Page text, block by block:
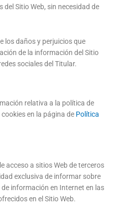
Sitio Web, sin necesidad de
los daños y perjuicios que
de la información del Sitio
sociales del Titular.
relativa a la política de
en la página de Política
acceso a sitios Web de terceros
exclusiva de informar sobre
información en Internet en las
en el Sitio Web.